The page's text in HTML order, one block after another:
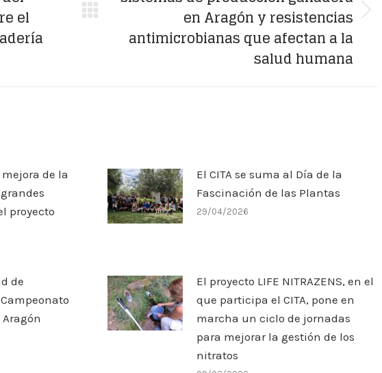
el
post:
en Aragón y resistencias
antimicrobianas que afectan a la
salud humana
mejora de la
proyecto
El CITA se suma al Día de la
Fascinación de las Plantas
29/04/2026
de
El proyecto LIFE NITRAZENS, en el
que participa el CITA, pone en
marcha un ciclo de jornadas
para mejorar la gestión de los
nitratos